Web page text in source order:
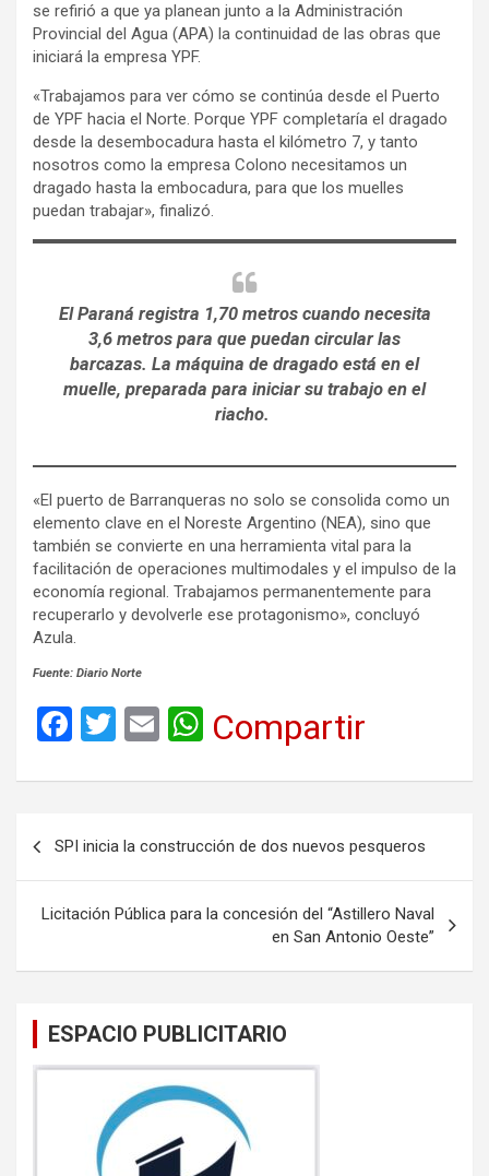
se refirió a que ya planean junto a la Administración
Provincial del Agua (APA) la continuidad de las obras que
iniciará la empresa YPF.
«Trabajamos para ver cómo se continúa desde el Puerto
de YPF hacia el Norte. Porque YPF completaría el dragado
desde la desembocadura hasta el kilómetro 7, y tanto
nosotros como la empresa Colono necesitamos un
dragado hasta la embocadura, para que los muelles
puedan trabajar», finalizó.
El Paraná registra 1,70 metros cuando necesita
3,6 metros para que puedan circular las
barcazas. La máquina de dragado está en el
muelle, preparada para iniciar su trabajo en el
riacho.
«El puerto de Barranqueras no solo se consolida como un
elemento clave en el Noreste Argentino (NEA), sino que
también se convierte en una herramienta vital para la
facilitación de operaciones multimodales y el impulso de la
economía regional. Trabajamos permanentemente para
recuperarlo y devolverle ese protagonismo», concluyó
Azula.
Fuente: Diario Norte
F
ce
b
o
o
T
tt
er
E
ail
W
at
s
A
p
Compartir
entradas
SPI inicia la construcción de dos nuevos pesqueros
Licitación Pública para la concesión del “Astillero Naval
en San Antonio Oeste”
ESPACIO PUBLICITARIO